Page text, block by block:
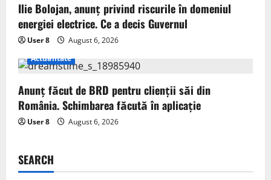
Ilie Bolojan, anunț privind riscurile în domeniul
energiei electrice. Ce a decis Guvernul
User 8
August 6, 2026
Actualitate
Anunț făcut de BRD pentru clienții săi din
România. Schimbarea făcută în aplicație
User 8 August 6, 2026
SEARCH